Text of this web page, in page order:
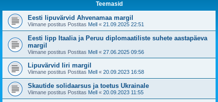
Teemasid
Eesti lipuvärvid Ahvenamaa margil
Viimane postitus Postitas Mell « 21.09.2025 22:51
Eesti lipp Itaalia ja Peruu diplomaatiliste suhete aastapäeva
margil
Viimane postitus Postitas Mell « 27.06.2025 09:56
Lipuvärvid Iiri margil
Viimane postitus Postitas Mell « 20.09.2023 16:58
Skautide solidaarsus ja toetus Ukrainale
Viimane postitus Postitas Mell « 20.09.2023 11:55